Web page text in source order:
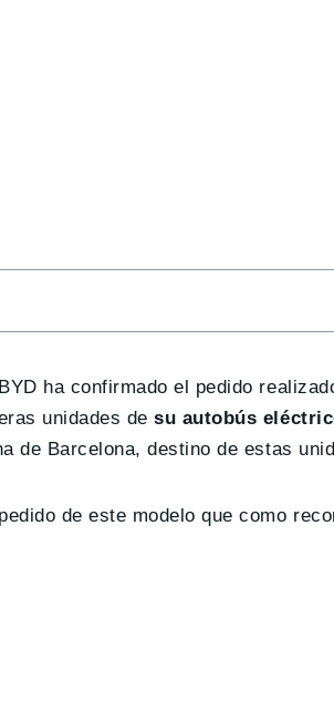
ha confirmado el pedido
unidades desu autobús
de Barcelona, destino de estas
de este modelo que como